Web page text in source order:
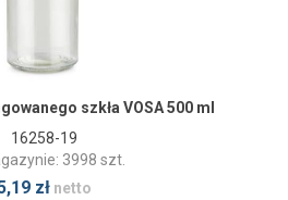
szkła VOSA 500 ml
16258-19
3998 szt.
złnetto